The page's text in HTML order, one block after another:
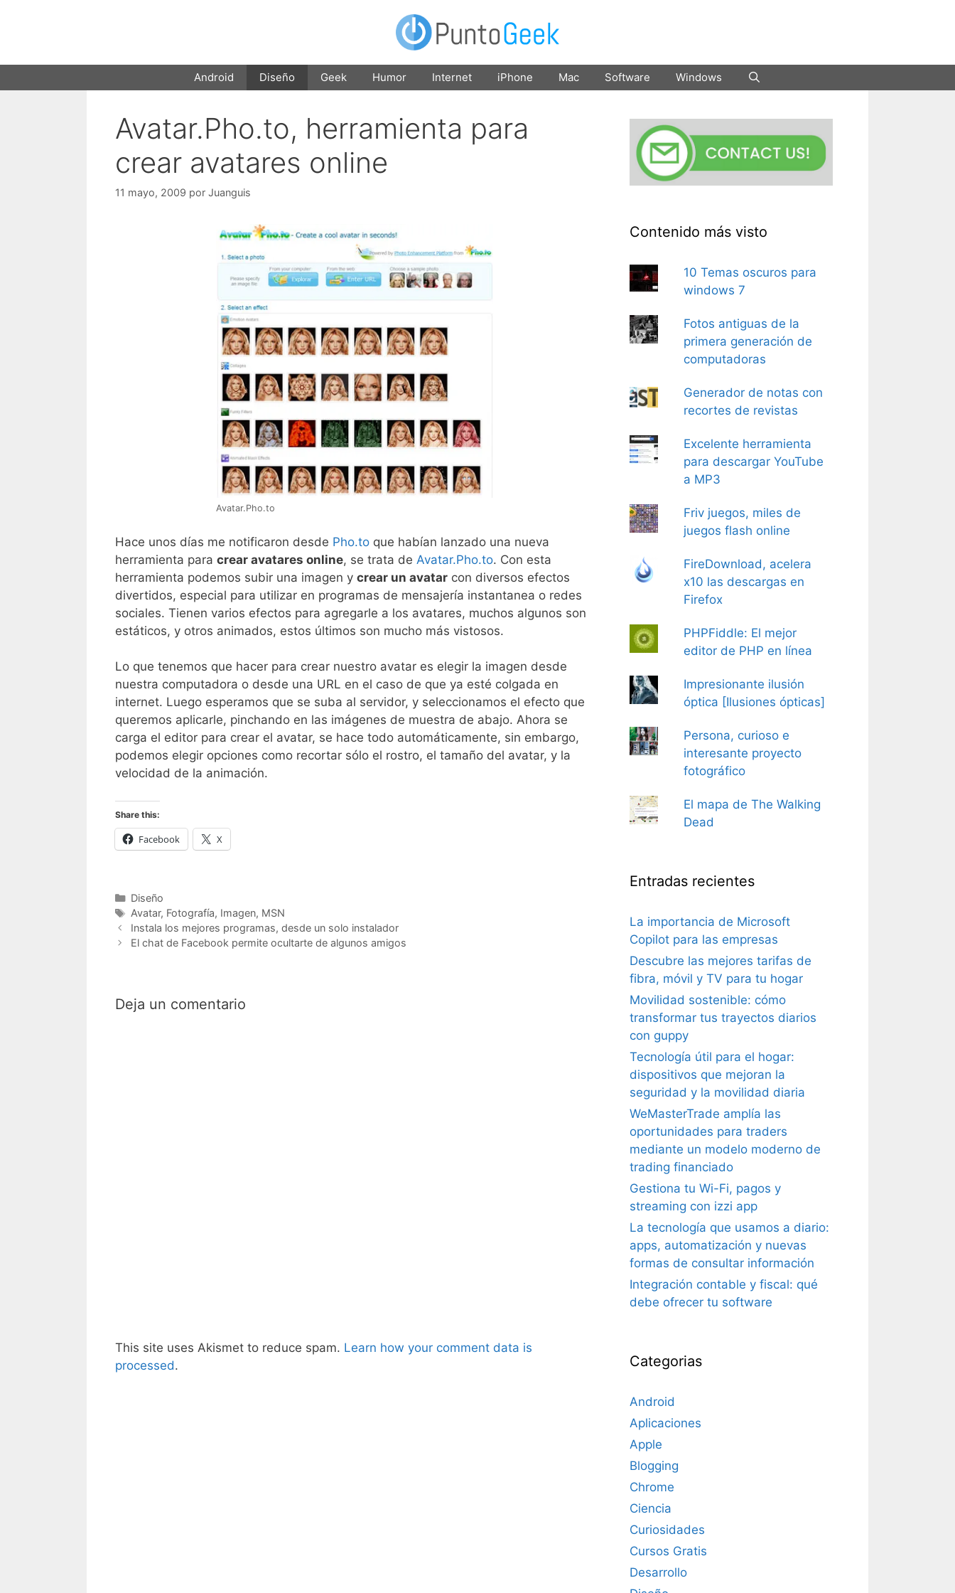
Android Diseño Geek Humor Internet iPhone Mac Software Windows
Avatar.Pho.to, herramienta para
crear avatares online
11 mayo, 2009 por Juanguis
Avatar.Pho.to
Hace unos días me notificaron desde Pho.to que habían lanzado una nueva
herramienta para crear avatares online, se trata de Avatar.Pho.to. Con esta
herramienta podemos subir una imagen y crear un avatar con diversos efectos
divertidos, especial para utilizar en programas de mensajería instantanea o redes
sociales. Tienen varios efectos para agregarle a los avatares, muchos algunos son
estáticos, y otros animados, estos últimos son mucho más vistosos.
Lo que tenemos que hacer para crear nuestro avatar es elegir la imagen desde
nuestra computadora o desde una URL en el caso de que ya esté colgada en
internet. Luego esperamos que se suba al servidor, y seleccionamos el efecto que
queremos aplicarle, pinchando en las imágenes de muestra de abajo. Ahora se
carga el editor para crear el avatar, se hace todo automáticamente, sin embargo,
podemos elegir opciones como recortar sólo el rostro, el tamaño del avatar, y la
velocidad de la animación.
Share this:
Facebook X
Categorías
Diseño
Etiquetas
Avatar, Fotografía, Imagen, MSN
Instala los mejores programas, desde un solo instalador
El chat de Facebook permite ocultarte de algunos amigos
Deja un comentario
This site uses Akismet to reduce spam. Learn how your comment data is
processed.
Contenido más visto
10 Temas oscuros para
windows 7
Fotos antiguas de la
primera generación de
computadoras
Generador de notas con
recortes de revistas
Excelente herramienta
para descargar YouTube
a MP3
Friv juegos, miles de
juegos flash online
FireDownload, acelera
x10 las descargas en
Firefox
PHPFiddle: El mejor
editor de PHP en línea
Impresionante ilusión
óptica [Ilusiones ópticas]
Persona, curioso e
interesante proyecto
fotográfico
El mapa de The Walking
Dead
Entradas recientes
La importancia de Microsoft
Copilot para las empresas
Descubre las mejores tarifas de
fibra, móvil y TV para tu hogar
Movilidad sostenible: cómo
transformar tus trayectos diarios
con guppy
Tecnología útil para el hogar:
dispositivos que mejoran la
seguridad y la movilidad diaria
WeMasterTrade amplía las
oportunidades para traders
mediante un modelo moderno de
trading financiado
Gestiona tu Wi-Fi, pagos y
streaming con izzi app
La tecnología que usamos a diario:
apps, automatización y nuevas
formas de consultar información
Integración contable y fiscal: qué
debe ofrecer tu software
Categorias
Android
Aplicaciones
Apple
Blogging
Chrome
Ciencia
Curiosidades
Cursos Gratis
Desarrollo